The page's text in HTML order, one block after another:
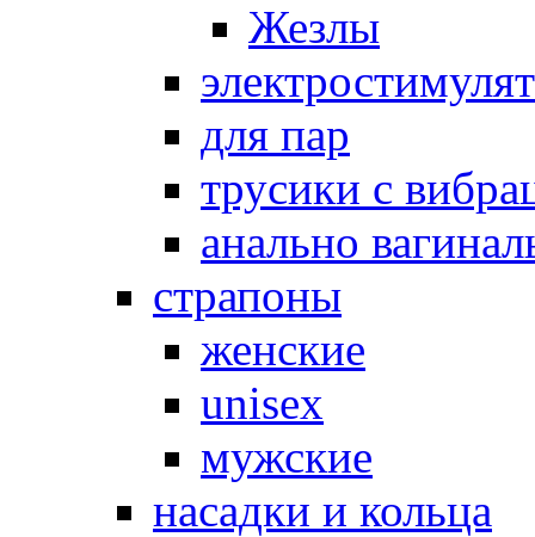
Жезлы
для пар
трусики с
анально
страпоны
женские
unisex
мужские
насадки и кольца